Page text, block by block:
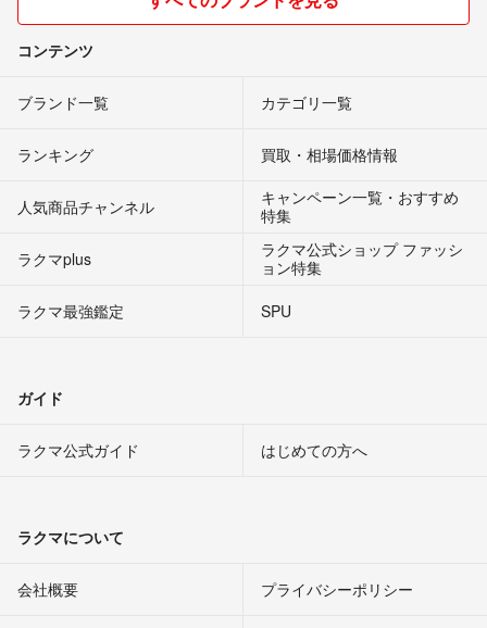
コンテンツ
ブランド一覧 カテゴリ一覧
ランキング 買取・相場価格情報
人気商品チャンネル
キャンペーン一覧・おすすめ
特集
ラクマplus
ラクマ公式ショップ ファッシ
ョン特集
ラクマ最強鑑定
SPU
ガイド
ラクマ公式ガイド はじめての方へ
ラクマについて
会社概要 プライバシーポリシー